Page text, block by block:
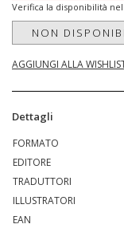
Verifica la disponibilità
NON
AGGIUNGI ALLA
Dettagli
FORMATO
EDITORE
TRADUTTORI
ILLUSTRATORI
EAN